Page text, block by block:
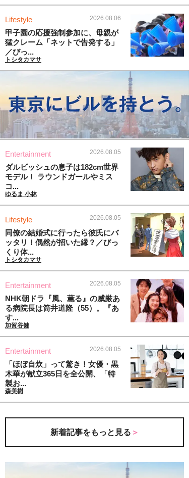
Lifestyle 2026.08.06
甲子園の応援強制参加に、母親が
猛クレーム「ネットで告発する」
／びっ...
トシタカマサ
Entertainment 2026.08.05
ダルビッシュの息子は182cm世界
モデル！ ラウンドガールやミス
コ...
ゆるま 小林
Lifestyle 2026.08.05
同僚の結婚式に行ったら彼氏にバ
ッタリ！偶然が招いた縁？／びっ
くり体...
トシタカマサ
Entertainment 2026.08.05
NHK朝ドラ『風、薫る』の威厳あ
る病院長は筒井道隆（55）。『あ
す...
加賀谷健
Entertainment 2026.08.05
「ほぼ自炊」って驚き！女優・黒
木華が献立365日を全公開、「特
製お...
森美樹
新着記事をもっと見る